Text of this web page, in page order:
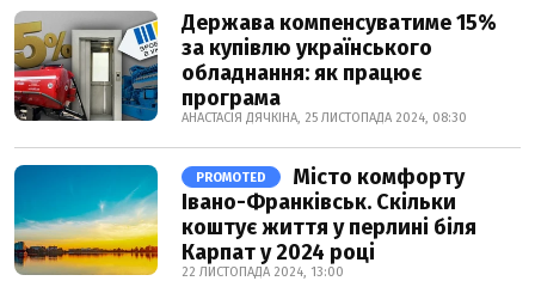
Держава компенсуватиме 15%
за купівлю українського
обладнання: як працює
програма
АНАСТАСІЯ ДЯЧКІНА, 25 ЛИСТОПАДА 2024, 08:30
PROMOTED
Місто комфорту
Івано-Франківськ. Скільки
коштує життя у перлині біля
Карпат у 2024 році
22 ЛИСТОПАДА 2024, 13:00